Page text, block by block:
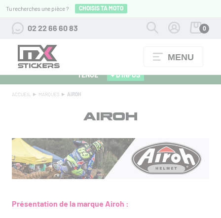
Tu recherches une pièce ? CHOISIS TA MOTO
02 22 66 60 83 0
MENU
ALPINESTARS 27 : FLOCAGE OFFERT POUR L'ACHAT D'UNE
TENUE
+ D'INFOS
ACCUEIL MARQUES AIROH
AIROH
Présentation de la marque Airoh :